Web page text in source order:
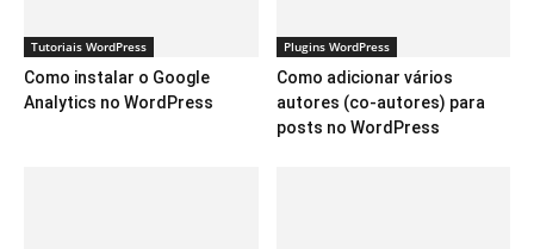
Tutoriais WordPress
Como instalar o Google
Analytics no WordPress
Plugins WordPress
Como adicionar vários
autores (co-autores) para
posts no WordPress